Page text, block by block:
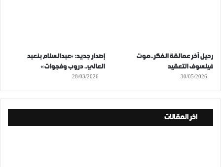
رحيل آخر عمالقة الفكر..موت
فيلسوف التعقيد
30/05/2026
إصدار جديد: «عبدالسلام بنعبد
العالي.. دروب وفجوات»
28/03/2026
اخر المقالات